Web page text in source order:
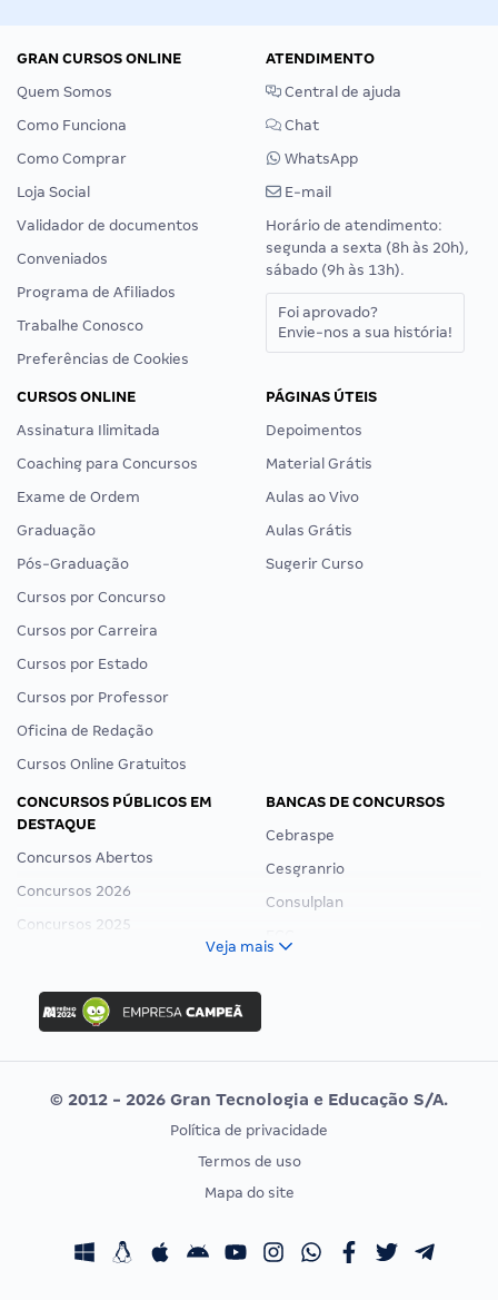
GRAN CURSOS ONLINE
Quem Somos
Como Funciona
Como Comprar
Loja Social
Validador de documentos
Conveniados
Programa de Afiliados
Trabalhe Conosco
Preferências de Cookies
ATENDIMENTO
Central de ajuda
Chat
WhatsApp
E-mail
Horário de atendimento:
segunda a sexta (8h às 20h),
sábado (9h às 13h).
Foi aprovado?
Envie-nos a sua história!
CURSOS ONLINE
Assinatura Ilimitada
Coaching para Concursos
Exame de Ordem
Graduação
Pós-Graduação
Cursos por Concurso
Cursos por Carreira
Cursos por Estado
Cursos por Professor
Oficina de Redação
Cursos Online Gratuitos
PÁGINAS ÚTEIS
Depoimentos
Material Grátis
Aulas ao Vivo
Aulas Grátis
Sugerir Curso
CONCURSOS PÚBLICOS EM
DESTAQUE
Concursos Abertos
Concursos 2026
Concursos 2025
Concurso Ibama
Concurso MPU
Editais publicados
BANCAS DE CONCURSOS
Cebraspe
Cesgranrio
Consulplan
Vunesp
CONCURSOS POR PROFISSÃO
Concursos Fiscais
EXAME DE ORDEM
Calendário OAB
Veja mais
© 2012 - 2026 Gran Tecnologia e Educação S/A.
Política de privacidade
Termos de uso
Mapa do site